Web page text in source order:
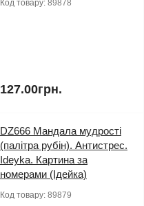
Код товару: 89878
127.00грн.
DZ666 Мандала мудрості
(палітра рубін). Антистрес.
Ideyka. Картина за
номерами (Ідейка)
Код товару: 89879